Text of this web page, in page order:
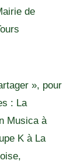
de
», pour
: La
Musica à
K à La